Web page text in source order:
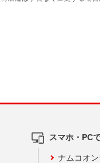
スマホ・PC
ナムコオ